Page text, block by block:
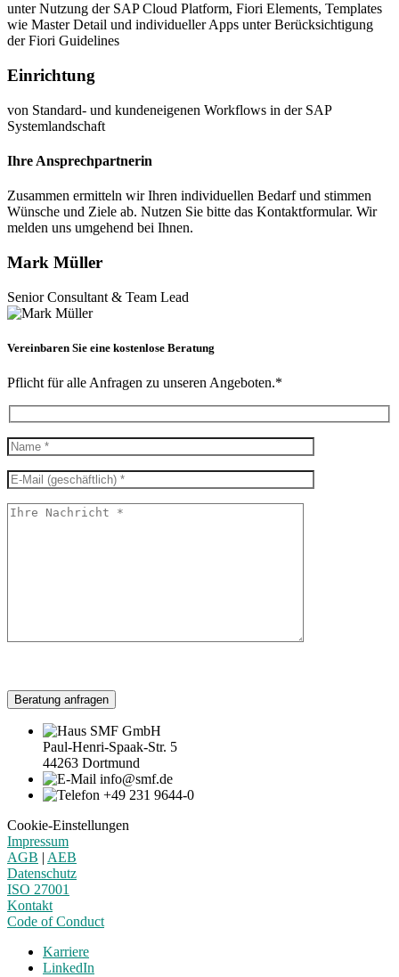
unter Nutzung der SAP Cloud Platform, Fiori Elements, Templates
wie Master Detail und individueller Apps unter Berücksichtigung
der Fiori Guidelines
Einrichtung
von Standard- und kundeneigenen Workflows in der SAP
Systemlandschaft
Ihre Ansprechpartnerin
Zusammen ermitteln wir Ihren individuellen Bedarf und stimmen
Wünsche und Ziele ab. Nutzen Sie bitte das Kontaktformular. Wir
melden uns umgehend bei Ihnen.
Mark Müller
Senior Consultant & Team Lead
Vereinbaren Sie eine kostenlose Beratung
Pflicht für alle Anfragen zu unseren Angeboten.*
Beratung anfragen
SMF GmbH
Paul-Henri-Spaak-Str. 5
44263 Dortmund
info@smf.de
+49 231 9644-0
Cookie-Einstellungen
Impressum
AGB | AEB
Datenschutz
ISO 27001
Kontakt
Code of Conduct
Karriere
LinkedIn